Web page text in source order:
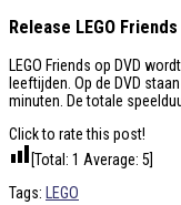
Release LEGO
LEGO Friends op DVD
leeftijden. Op de DVD
minuten. De totale
Click to rate this post!
[Total: 1 Average: 5]
Tags:
LEGO